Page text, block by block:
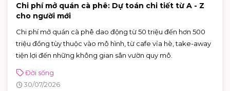
Chi phí mở quán cà phê: Dự toán chi tiết từ A - Z
cho người mới
Chi phí mở quán cà phê dao động từ 50 triệu đến hơn 500
triệu đồng tùy thuộc vào mô hình, từ cafe vỉa hè, take-away
tiện lợi đến những không gian sân vườn quy mô.
Đời sống
30/07/2026